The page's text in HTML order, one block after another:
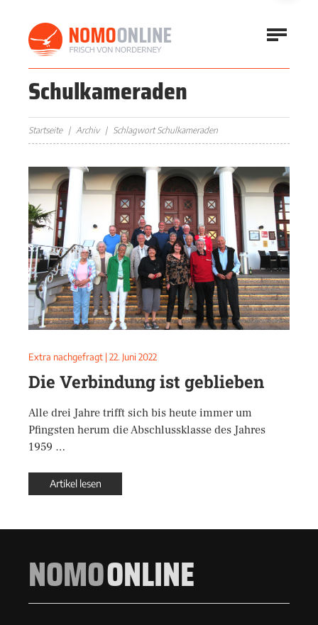
Schulkameraden
Startseite Archiv Schlagwort Schulkameraden
Extra nachgefragt | 22. Juni 2022
Die Verbindung ist geblieben
Alle drei Jahre trifft sich bis heute immer um
Pfingsten herum die Abschlussklasse des Jahres
1959 …
Artikel lesen
NOMOONLINE